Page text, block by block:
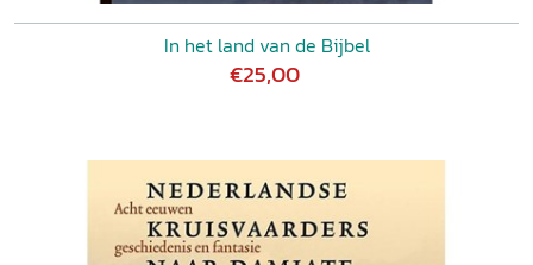
In het land van de Bijbel
€25,00